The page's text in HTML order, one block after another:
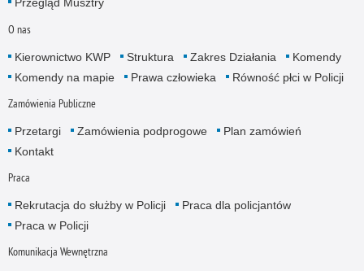
Przegląd Musztry
O nas
Kierownictwo KWP Struktura Zakres Działania
Komendy
Komendy na mapie
Prawa człowieka Równość płci w Policji
Zamówienia Publiczne
Przetargi Zamówienia podprogowe
Plan zamówień
Kontakt
Praca
Rekrutacja do służby w Policji
Praca dla policjantów
Praca w Policji
Komunikacja Wewnętrzna